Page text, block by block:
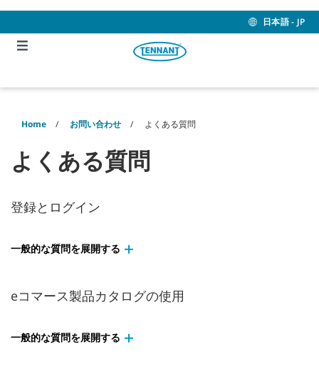
content
navigation
menu
日本語 - JP
Home お問い合わせ よくある質問
よくある質問
登録とログイン
一般的な質問を展開する
eコマース製品カタログの使用
一般的な質問を展開する